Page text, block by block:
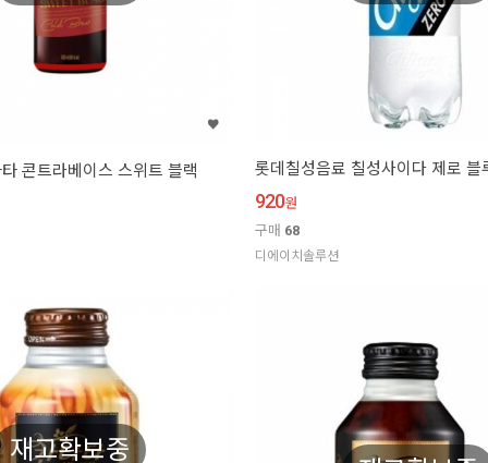
콘트라베이스 스위트 블랙 롯데칠성음료 칠성사이다 제로
920원
구매 68
디에이치솔루션
재고확보중